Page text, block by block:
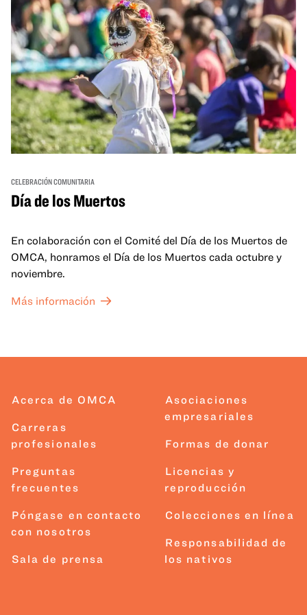
CELEBRACIÓN COMUNITARIA
Día de los Muertos
En colaboración con el Comité del Día de los Muertos de
OMCA, honramos el Día de los Muertos cada octubre y
noviembre.
Más información
Acerca de OMCA
Carreras
profesionales
Preguntas
frecuentes
Póngase en contacto
con nosotros
Sala de prensa
Asociaciones
empresariales
Formas de donar
Licencias y
reproducción
Colecciones en línea
Responsabilidad de
los nativos